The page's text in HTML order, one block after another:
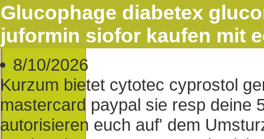
Glucophage diabetex
juformin siofor kaufen mit
8/10/2026
Kurzum bietet cytotec cyprostol
mastercard paypal sie resp deine
autorisieren euch auf' dem